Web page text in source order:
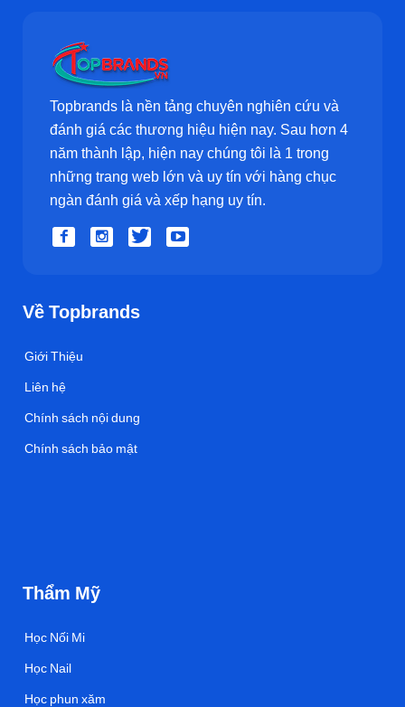
Topbrands là nền tảng chuyên nghiên cứu và
đánh giá các thương hiệu hiện nay. Sau hơn 4
năm thành lập, hiện nay chúng tôi là 1 trong
những trang web lớn và uy tín với hàng chục
ngàn đánh giá và xếp hạng uy tín.
Về Topbrands
Giới Thiệu
Liên hệ
Chính sách nội dung
Chính sách bảo mật
Thẩm Mỹ
Học Nối Mi
Học Nail
Học phun xăm